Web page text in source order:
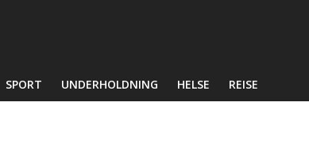
SPORT UNDERHOLDNING HELSE REISE